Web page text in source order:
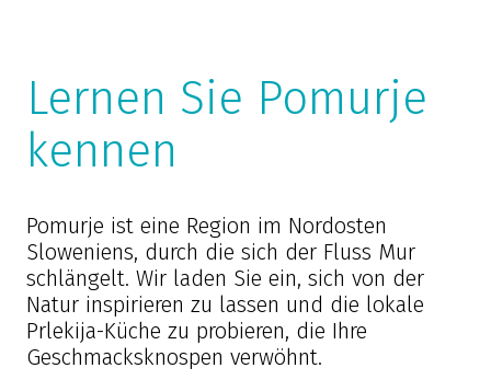
Lernen Sie Pomurje
kennen
Pomurje ist eine Region im Nordosten
Sloweniens, durch die sich der Fluss Mur
schlängelt. Wir laden Sie ein, sich von der
Natur inspirieren zu lassen und die lokale
Prlekija-Küche zu probieren, die Ihre
Geschmacksknospen verwöhnt.